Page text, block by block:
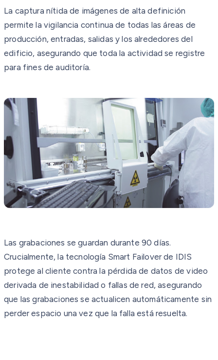
La captura nítida de imágenes de alta definición
permite la vigilancia continua de todas las áreas de
producción, entradas, salidas y los alrededores del
edificio, asegurando que toda la actividad se registre
para fines de auditoría.
Las grabaciones se guardan durante 90 días.
Crucialmente, la tecnología Smart Failover de IDIS
protege al cliente contra la pérdida de datos de video
derivada de inestabilidad o fallas de red, asegurando
que las grabaciones se actualicen automáticamente sin
perder espacio una vez que la falla está resuelta.